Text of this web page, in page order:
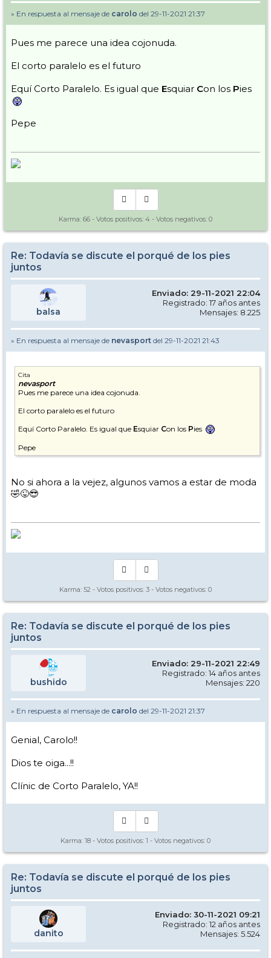
» En respuesta al mensaje de carolo del 29-11-2021 21:37
Pues me parece una idea cojonuda.
El corto paralelo es el futuro
Equí Corto Paralelo. Es igual que Esquiar Con los Pies
Pepe
Karma: 66 - Votos positivos: 4 - Votos negativos: 0
Re: Todavía se discute el porqué de los pies
juntos
balsa
Enviado: 29-11-2021 22:04
Registrado: 17 años antes
Mensajes: 8.225
» En respuesta al mensaje de nevasport del 29-11-2021 21:43
Cita
nevasport
Pues me parece una idea cojonuda.
El corto paralelo es el futuro
Equí Corto Paralelo. Es igual que Esquiar Con los Pies
Pepe
No si ahora a la vejez, algunos vamos a estar de moda
🤣😜😎
Karma: 52 - Votos positivos: 3 - Votos negativos: 0
Re: Todavía se discute el porqué de los pies
juntos
bushido
Enviado: 29-11-2021 22:49
Registrado: 14 años antes
Mensajes: 220
» En respuesta al mensaje de carolo del 29-11-2021 21:37
Genial, Carolo!!
Dios te oiga...!!
Clínic de Corto Paralelo, YA!!
Karma: 18 - Votos positivos: 1 - Votos negativos: 0
Re: Todavía se discute el porqué de los pies
juntos
danito
Enviado: 30-11-2021 09:21
Registrado: 12 años antes
Mensajes: 5.524